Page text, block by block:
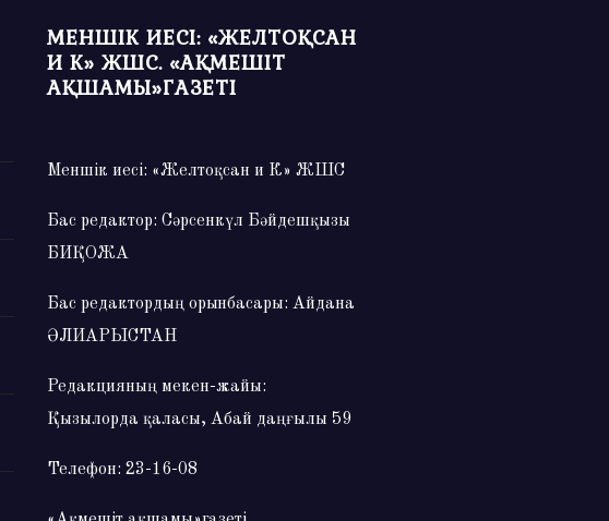
МЕНШІК ИЕСІ: «ЖЕЛТОҚСАН
И К» ЖШС. «АҚМЕШІТ
АҚШАМЫ»ГАЗЕТІ
Меншік иесі: «Желтоқсан и К» ЖШС
Бас редактор: Сәрсенкүл Бәйдешқызы
БИҚОЖА
Бас редактордың орынбасары: Айдана
ӘЛИАРЫСТАН
Редакцияның мекен-жайы:
Қызылорда қаласы, Абай даңғылы 59
Телефон: 23-16-08